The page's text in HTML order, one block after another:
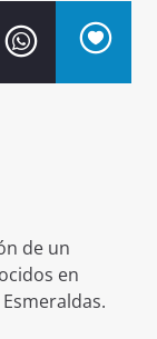
de un
en